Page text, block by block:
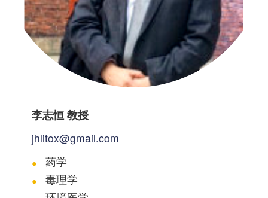
李志恒 教授
jhlitox@gmail.com
药学
毒理学